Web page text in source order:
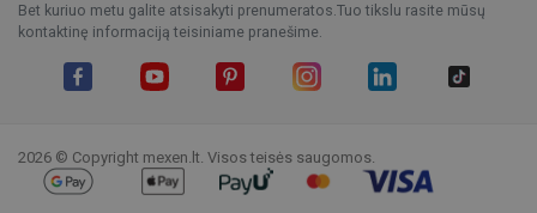
Bet kuriuo metu galite atsisakyti prenumeratos.Tuo tikslu rasite mūsų
kontaktinę informaciją teisiniame pranešime.
2026 © Copyright mexen.lt. Visos teisės saugomos.